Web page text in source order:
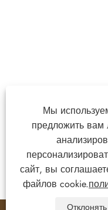
Мы
предложить
сайт, вы
файлов cookie.
Отклонять